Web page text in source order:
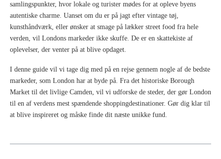
samlingspunkter, hvor lokale og turister mødes for at opleve byens
autentiske charme. Uanset om du er på jagt efter vintage tøj,
kunsthåndværk, eller ønsker at smage på lækker street food fra hele
verden, vil Londons markeder ikke skuffe. De er en skattekiste af
oplevelser, der venter på at blive opdaget.
I denne guide vil vi tage dig med på en rejse gennem nogle af de bedste
markeder, som London har at byde på. Fra det historiske Borough
Market til det livlige Camden, vil vi udforske de steder, der gør London
til en af verdens mest spændende shoppingdestinationer. Gør dig klar til
at blive inspireret og måske finde dit næste unikke fund.